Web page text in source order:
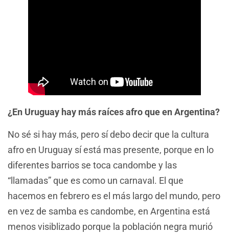
¿En Uruguay hay más raíces afro que en Argentina?
No sé si hay más, pero sí debo decir que la cultura
afro en Uruguay sí está mas presente, porque en lo
diferentes barrios se toca candombe y las
“llamadas” que es como un carnaval. El que
hacemos en febrero es el más largo del mundo, pero
en vez de samba es candombe, en Argentina está
menos visiblizado porque la población negra murió